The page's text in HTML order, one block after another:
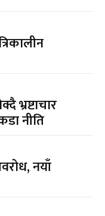
भ्रष्टाचार
नीति
नयाँ